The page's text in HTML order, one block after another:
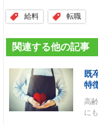
給料 転職
関連する他の記事
既
特
高
に